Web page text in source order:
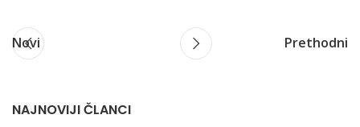
Novi Prethodni
NAJNOVIJI ČLANCI